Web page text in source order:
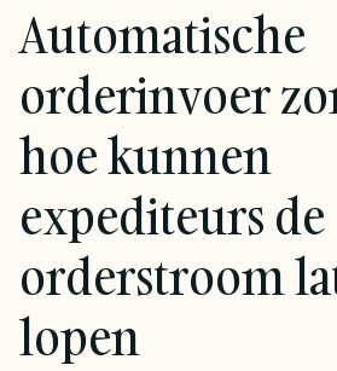
Automatische
orderinvoer
hoe kunnen
expediteurs de
orderstroom
lopen